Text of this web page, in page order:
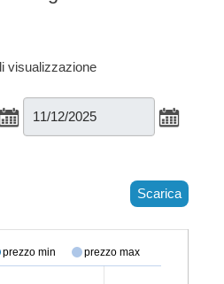
visualizzazione
Scarica
prezzo min prezzo max